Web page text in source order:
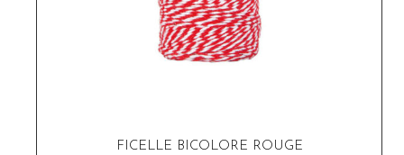
FICELLE BICOLORE ROUGE